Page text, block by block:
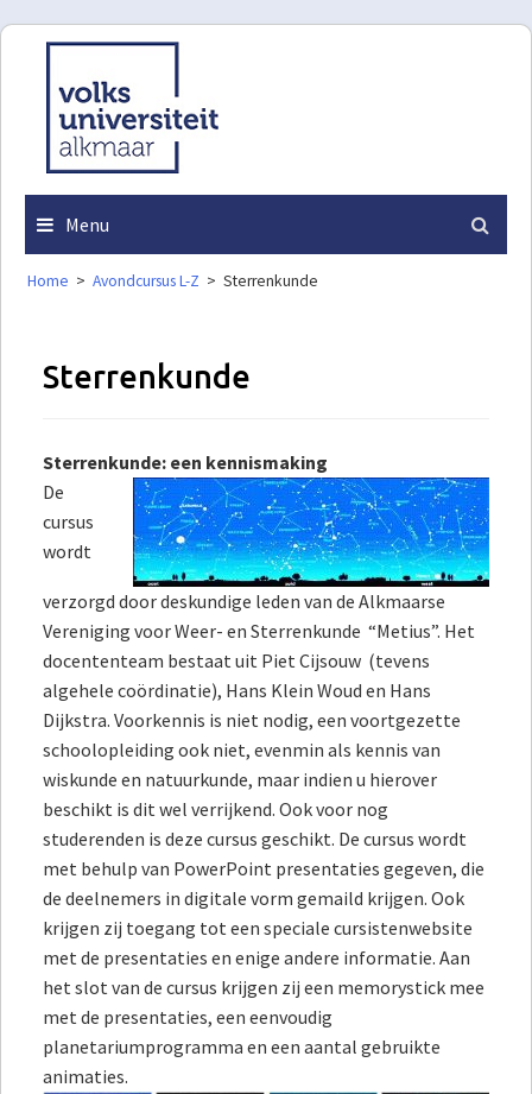
Skip
content
Menu
Home > Avondcursus L-Z > Sterrenkunde
Sterrenkunde
Sterrenkunde: een kennismaking
De
cursus
wordt
verzorgd door deskundige leden van de Alkmaarse
Vereniging voor Weer- en Sterrenkunde “Metius”. Het
docententeam bestaat uit Piet Cijsouw (tevens
algehele coördinatie), Hans Klein Woud en Hans
Dijkstra. Voorkennis is niet nodig, een voortgezette
schoolopleiding ook niet, evenmin als kennis van
wiskunde en natuurkunde, maar indien u hierover
beschikt is dit wel verrijkend. Ook voor nog
studerenden is deze cursus geschikt. De cursus wordt
met behulp van PowerPoint presentaties gegeven, die
de deelnemers in digitale vorm gemaild krijgen. Ook
krijgen zij toegang tot een speciale cursistenwebsite
met de presentaties en enige andere informatie. Aan
het slot van de cursus krijgen zij een memorystick mee
met de presentaties, een eenvoudig
planetariumprogramma en een aantal gebruikte
animaties.